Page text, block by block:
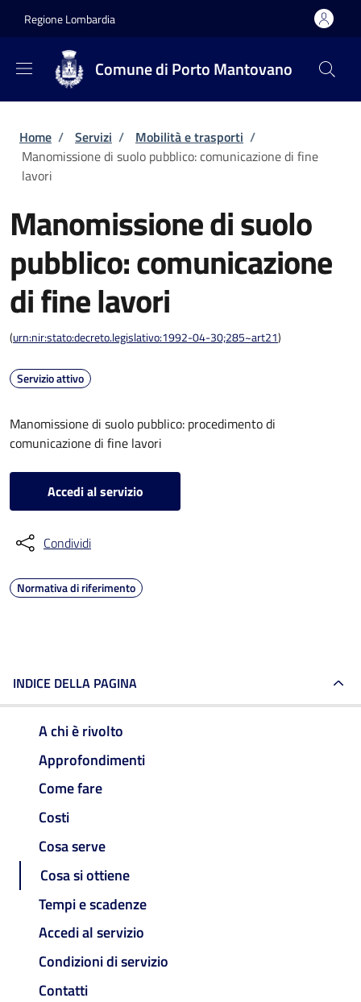
Regione Lombardia
Comune di Porto Mantovano
Briciole di pane
Home / Servizi / Mobilità e trasporti /
Manomissione di suolo pubblico: comunicazione di fine
lavori
Manomissione di suolo
pubblico: comunicazione
di fine lavori
(urn:nir:stato:decreto.legislativo:1992-04-30;285~art21)
Servizio attivo
Manomissione di suolo pubblico: procedimento di
comunicazione di fine lavori
Accedi al servizio
Condividi
Normativa di riferimento
INDICE DELLA PAGINA
A chi è rivolto
Approfondimenti
Come fare
Costi
Cosa serve
Cosa si ottiene
Tempi e scadenze
Accedi al servizio
Condizioni di servizio
Contatti